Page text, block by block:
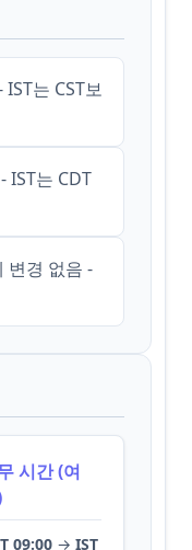
는 CST보
IST는 CDT
변경 없음 -
시간 (여
09:00 → IST